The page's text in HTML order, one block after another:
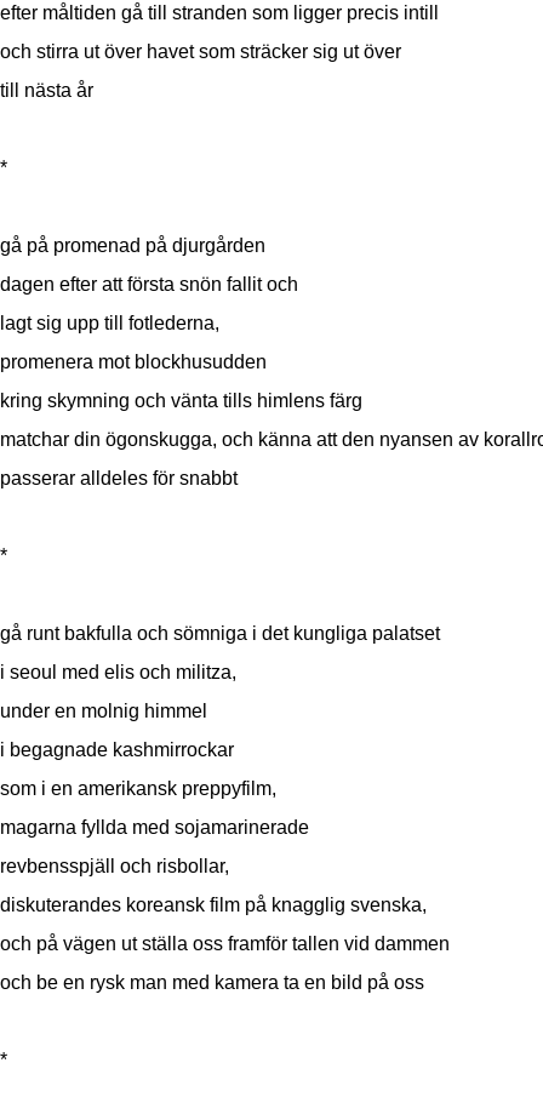
efter måltiden gå till stranden som ligger precis intill
och stirra ut över havet som sträcker sig ut över
till nästa år
*
gå på promenad på djurgården
dagen efter att första snön fallit och
lagt sig upp till fotlederna,
promenera mot blockhusudden
kring skymning och vänta tills himlens färg
matchar din ögonskugga, och känna att den nyansen av
passerar alldeles för snabbt
*
gå runt bakfulla och sömniga i det kungliga palatset
i seoul med elis och militza,
under en molnig himmel
i begagnade kashmirrockar
som i en amerikansk preppyfilm,
magarna fyllda med sojamarinerade
revbensspjäll och risbollar,
diskuterandes koreansk film på knagglig svenska,
och på vägen ut ställa oss framför tallen vid dammen
och be en rysk man med kamera ta en bild på oss
*